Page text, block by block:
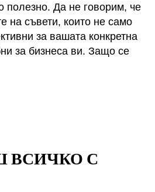
полезно. Да не говорим, че
на съвети, които не само
за вашата конкретна
за бизнеса ви. Защо се
ВСИЧКО С